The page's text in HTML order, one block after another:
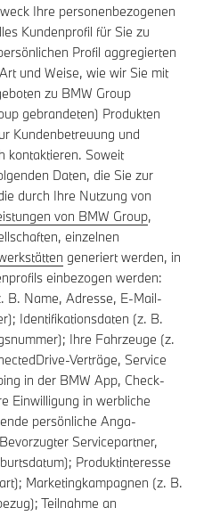
Ihre personenbezogenen
Kundenprofil für Sie zu
Profil aggregierten
und Weise, wie wir Sie mit
zu BMW Group
gebrandeten) Produkten
Kundenbetreuung und
kontaktieren. Soweit
Daten, die Sie zur
durch Ihre Nutzung von
von BMW Group,
einzelnen
generiert werden, in
einbezogen werden:
B. Name, Adresse, E-Mail-
Identifikationsdaten (z. B.
Ihre Fahrzeuge (z.
Verträge, Service
in der BMW App, Check-
Einwilligung in werbliche
persönliche Anga-
Servicepartner,
Produktinteresse
Marketingkampagnen (z. B.
Teilnahme an